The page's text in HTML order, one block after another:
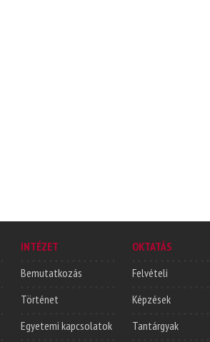
INTÉZET
Bemutatkozás
Történet
Egyetemi kapcsolatok
OKTATÁS
Felvételi
Képzések
Tantárgyak